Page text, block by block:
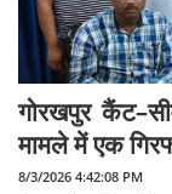
गोरखपुर
मामले में एक
8/3/2026 4:42:08 PM